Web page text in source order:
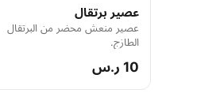
عصير برتقال
عصير منعش محضر من البرتقال
الطازج.
10 ر.س